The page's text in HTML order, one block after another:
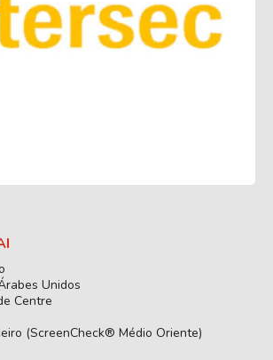
Unidos
Centre
(ScreenCheck® Médio Oriente)